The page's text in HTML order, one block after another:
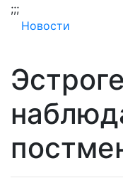
;;;
Новости